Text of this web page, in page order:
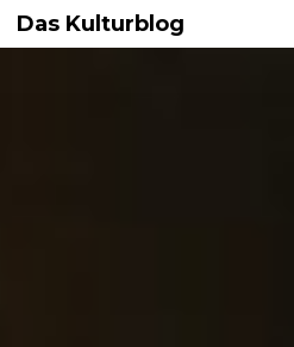
Das Kulturblog